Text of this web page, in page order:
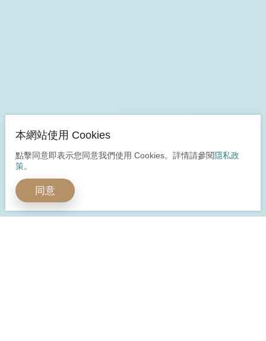
本網站使用 Cookies
點擊同意即表示您同意我們使用 Cookies。詳情請參閱隱私政
策。
同意